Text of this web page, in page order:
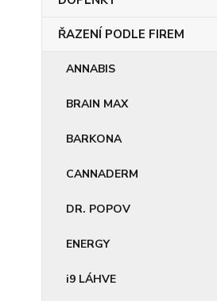
ŘAZENÍ PODLE FIREM
ANNABIS
BRAIN MAX
BARKONA
CANNADERM
DR. POPOV
ENERGY
i9 LÁHVE